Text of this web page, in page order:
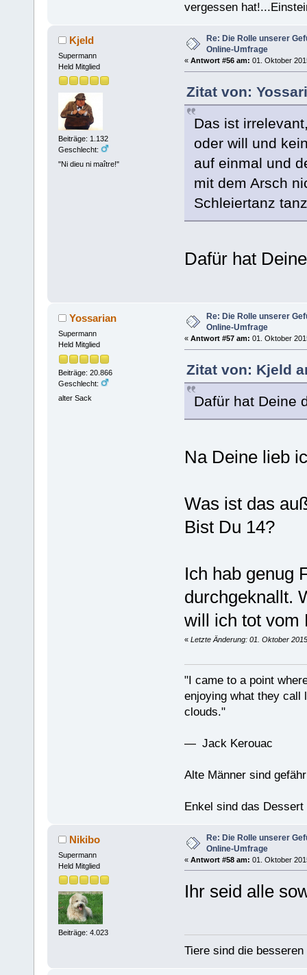
vergessen
Kjeld
Supermann
Held Mitglied
Beiträge: 1.132
Geschlecht:
"Ni dieu ni maître!"
Re: Die Rolle unserer
Online-Umfrage
« Antwort #56 am: 01. Oktober
Zitat von:
Das ist
oder will und
auf einmal und
mit dem Arsch
Schleiertanz
Dafür hat
Yossarian
Supermann
Held Mitglied
Beiträge: 20.866
Geschlecht:
alter Sack
Re: Die Rolle unserer
Online-Umfrage
« Antwort #57 am: 01. Oktober
Zitat von: Kjeld
Dafür hat Deine
Na Deine lieb
Was ist das
Bist Du 14?
Ich hab genug
durchgeknallt.
will ich tot vom
« Letzte Änderung: 01. Oktober
"I came to a point
enjoying what they call
clouds."
— Jack Kerouac
Alte Männer sind
Enkel sind das Dessert
Nikibo
Supermann
Held Mitglied
Beiträge: 4.023
Re: Die Rolle unserer
Online-Umfrage
« Antwort #58 am: 01. Oktober
Ihr seid alle
Tiere sind die